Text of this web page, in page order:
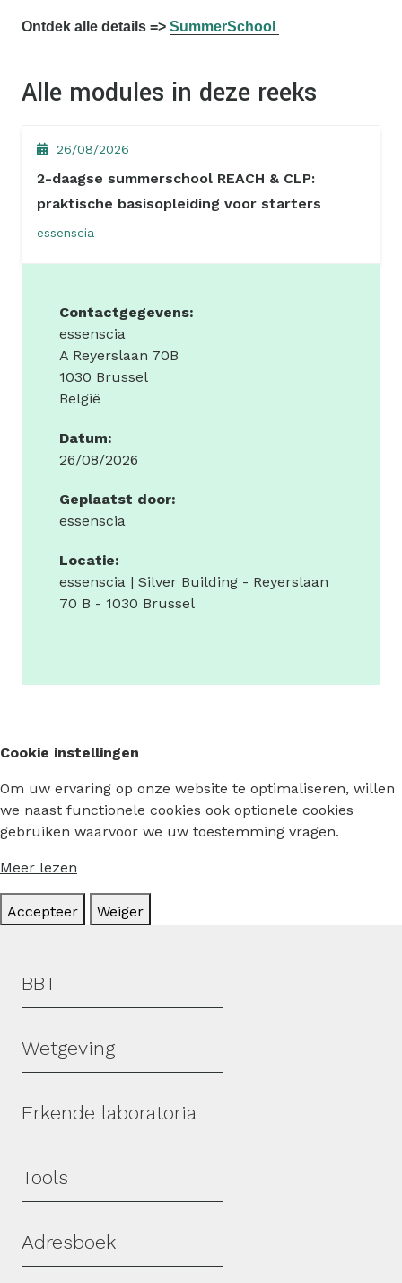
Ontdek alle details => SummerSchool
Alle modules in deze reeks
26/08/2026
2-daagse summerschool REACH & CLP:
praktische basisopleiding voor starters
essenscia
Contactgegevens:
essenscia
A Reyerslaan 70B
1030 Brussel
België
Datum:
26/08/2026
Geplaatst door:
essenscia
Locatie:
essenscia | Silver Building - Reyerslaan
70 B - 1030 Brussel
Cookie instellingen
Om uw ervaring op onze website te optimaliseren, willen
we naast functionele cookies ook optionele cookies
gebruiken waarvoor we uw toestemming vragen.
Meer lezen
Accepteer Weiger
Hoofdmenu
BBT
Wetgeving
Erkende laboratoria
Tools
Adresboek